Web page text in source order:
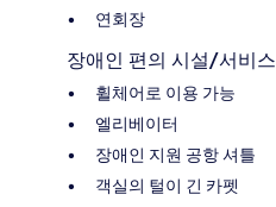
연회장
장애인 편의 시설/서비스
휠체어로 이용 가능
엘리베이터
장애인 지원 공항 셔틀
객실의 털이 긴 카펫